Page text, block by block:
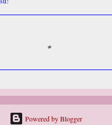
Powered by Blogger